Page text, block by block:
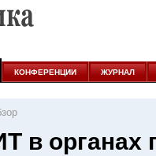
КОНФЕРЕНЦИИ ЖУРНАЛ
в органах